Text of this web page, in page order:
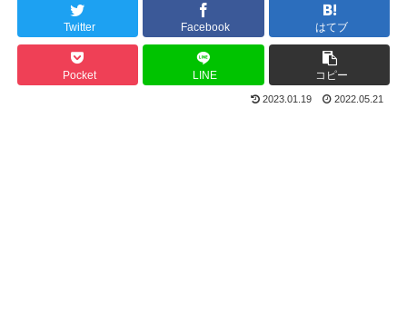
Twitter Facebook はてブ
Pocket LINE コピー
2023.01.19 2022.05.21